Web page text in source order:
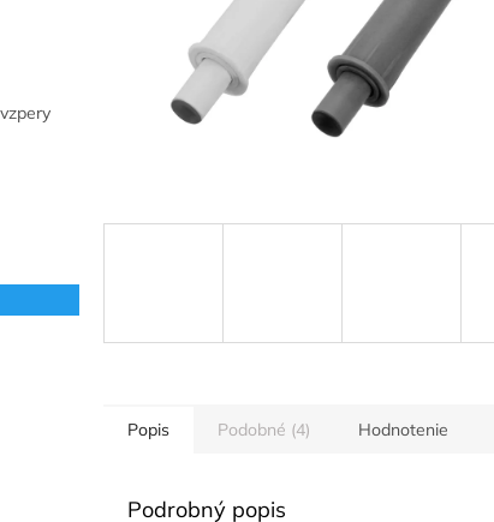
Popis Podobné (4) Hodnotenie
Podrobný popis